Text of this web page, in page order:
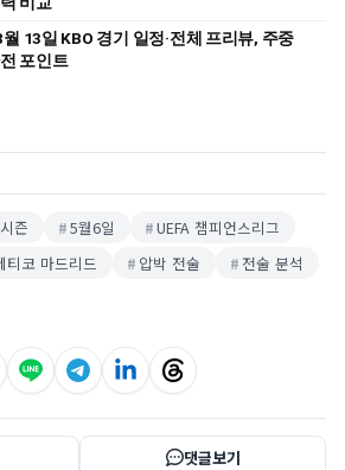
13일 KBO 경기 일정·전체 프리뷰, 주중
포인트
즌 5월6일
UEFA 챔피언스리그
티코 마드리드 압박 전술
전술 분석
댓글보기